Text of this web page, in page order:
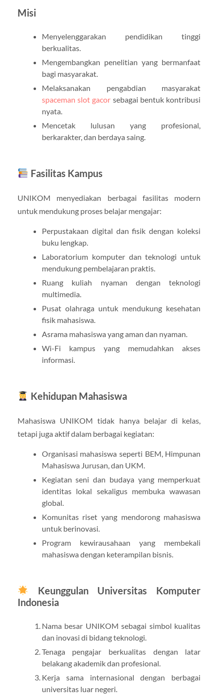
Misi
Menyelenggarakan pendidikan tinggi
berkualitas.
Mengembangkan penelitian yang bermanfaat
bagi masyarakat.
Melaksanakan pengabdian masyarakat
spaceman slot gacor sebagai bentuk kontribusi
nyata.
Mencetak lulusan yang profesional,
berkarakter, dan berdaya saing.
Fasilitas Kampus
UNIKOM menyediakan berbagai fasilitas modern
untuk mendukung proses belajar mengajar:
Perpustakaan digital dan fisik dengan koleksi
buku lengkap.
Laboratorium komputer dan teknologi untuk
mendukung pembelajaran praktis.
Ruang kuliah nyaman dengan teknologi
multimedia.
Pusat olahraga untuk mendukung kesehatan
fisik mahasiswa.
Asrama mahasiswa yang aman dan nyaman.
Wi-Fi kampus yang memudahkan akses
informasi.
Kehidupan Mahasiswa
Mahasiswa UNIKOM tidak hanya belajar di kelas,
tetapi juga aktif dalam berbagai kegiatan:
Organisasi mahasiswa seperti BEM, Himpunan
Mahasiswa Jurusan, dan UKM.
Kegiatan seni dan budaya yang memperkuat
identitas lokal sekaligus membuka wawasan
global.
Komunitas riset yang mendorong mahasiswa
untuk berinovasi.
Program kewirausahaan yang membekali
mahasiswa dengan keterampilan bisnis.
Keunggulan Universitas Komputer
Indonesia
Nama besar UNIKOM sebagai simbol kualitas
dan inovasi di bidang teknologi.
Tenaga pengajar berkualitas dengan latar
belakang akademik dan profesional.
Kerja sama internasional dengan berbagai
universitas luar negeri.